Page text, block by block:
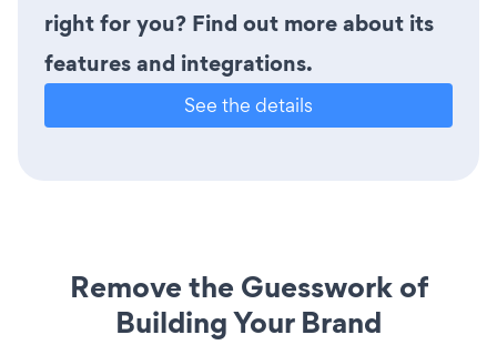
right for you? Find out more about its
features and integrations.
See the details
Remove the Guesswork of
Building Your Brand